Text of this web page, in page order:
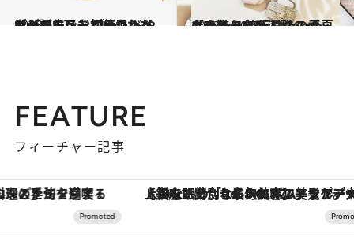
2023.5.27
サンローラン初のファインジュエリー ゴールドやダイヤモンドが使われた タイムレスなコレクションが誕生
ファッション 2023.5.20
ナチュラル感満載のバッグや靴の 流行はこの春夏も止まらない！ 【Traveller’s Choice】
ファッション
FEATURE
フィーチャー記事
【銀座で出合う最旬美容】美髪ケアや上質な眠り…セルフケアのアップデートから、特別な名入れギフトまで。大人のための「ReFa GINZA」クルーズ